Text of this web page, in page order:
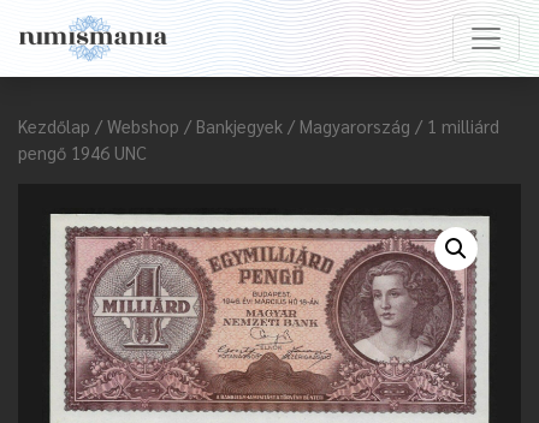
Kezdőlap / Webshop / Bankjegyek / Magyarország / 1 milliárd
pengő 1946 UNC